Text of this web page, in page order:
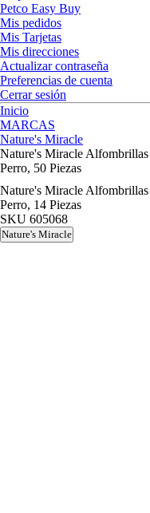
Petco Easy Buy
Mis pedidos
Mis Tarjetas
Mis direcciones
Actualizar contraseña
Preferencias de cuenta
Cerrar sesión
Inicio
MARCAS
Nature's Miracle
Nature's Miracle Alfombrillas
Perro, 50 Piezas
Nature's Miracle Alfombrillas
Perro, 14 Piezas
SKU 605068
Nature's Miracle